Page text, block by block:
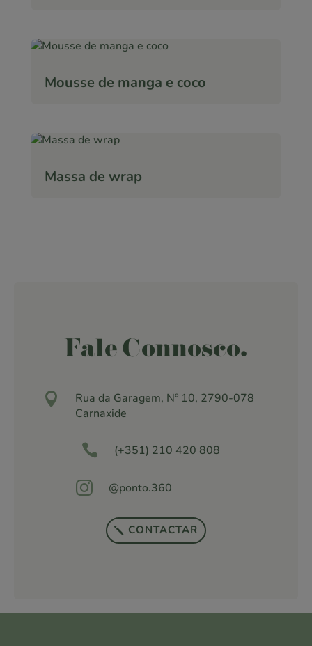
Mousse de manga e coco
Massa de wrap
Fale Connosco.

Rua da Garagem, Nº 10, 2790-078
Carnaxide
 (+351) 210 420 808
 @ponto.360
CONTACTAR